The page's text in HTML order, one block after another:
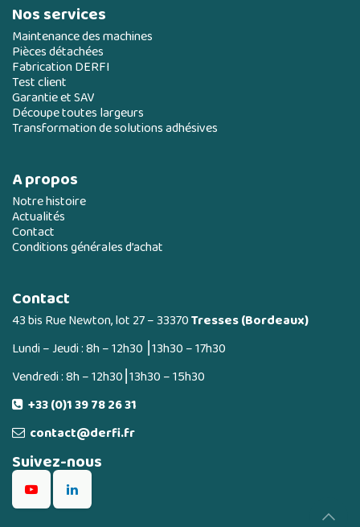
Nos services
Maintenance des machines
Pièces détachées
Fabrication DERFI
Test client
Garantie et SAV
Découpe toutes largeurs
Transformation de solutions adhésives
A propos
Notre histoire
Actualités
Contact
Conditions générales d’achat
Contact
43 bis Rue Newton, lot 27 – 33370Tresses (Bordeaux)
Lundi – Jeudi : 8h – 12h30 ⎮13h30 – 17h30
Vendredi : 8h – 12h30⎮13h30 – 15h30
+33 (0)1 39 78 26 31
contact@derfi.fr
Suivez-nous